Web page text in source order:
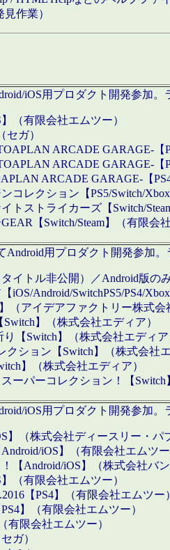
作業）
iOS用プロダクト開発参加。
（有限会社エムツー）
セガ）
ARCADE GARAGE-【
ARCADE GARAGE-【
ARCADE GARAGE-【
コレクション【PS5/Switch/Xbox
トストライカーズ【Switch/
【Switch/Steam】（有限会
用プロダクト開発参加。
イトル非公開）／Android版の
iOS/Android/SwitchPS5/PS4/
（アイデアファクトリー株式会
】（株式会社エディア）
【Switch】（株式会社エディア
クション【Switch】（株式会社エ
】（株式会社エディア）
ーパーコレクション！【Switch
iOS用プロダクト開発参加。
】（株式会社ディースリー・パ
iOS】（有限会社エムツー
【Android/iOS】（株式会社バ
（有限会社エムツー）
【PS4】（有限会社エムツー）
】（有限会社エムツー）
有限会社エムツー）
ガ）